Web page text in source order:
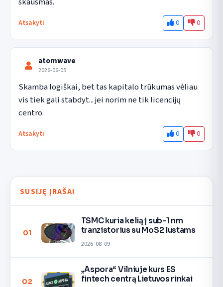
Atsakyti 0 0
atomwave
2026-06-05
Skamba logiškai, bet tas kapitalo trūkumas vėliau
vis tiek gali stabdyt... jei norim ne tik licencijų
centro.
Atsakyti 0 0
SUSIJĘ ĮRAŠAI
01
TSMC kuria kelią į sub-1 nm
tranzistorius su MoS2 lustams
2026-08-09
02
„Aspora“ Vilniuje kurs ES
fintech centrą Lietuvos rinkai